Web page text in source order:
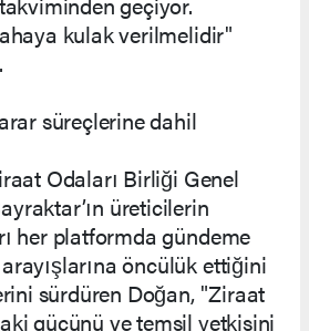
kulak verilmelidir"
süreçlerine dahil
Odaları Birliği Genel
üreticilerin
her platformda gündeme
öncülük ettiğini
sürdüren Doğan, "Ziraat
gücünü ve temsil yetkisini